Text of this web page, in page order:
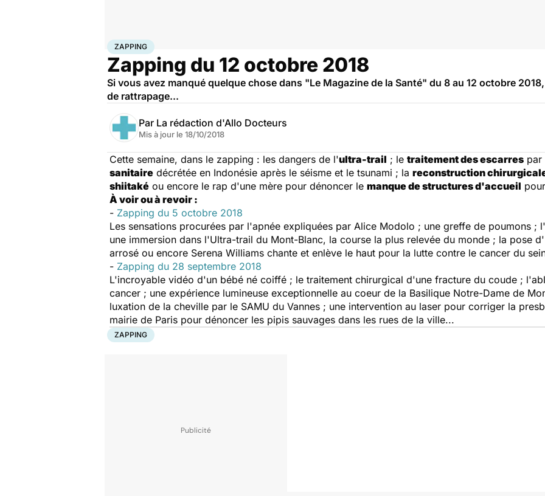
AccueilSantéZapping
ZAPPING
Zapping du 12 octobre 2018
Si vous avez manqué quelque chose dans "Le Magazine de la Santé" du 8 au 12 octobre
de rattrapage...
Par La rédaction d'Allo Docteurs
Mis à jour le 18/10/2018
Cette semaine, dans le zapping : les dangers de l'ultra-trail ; le traitement des escarres par
sanitaire décrétée en Indonésie après le séisme et le tsunami ; la reconstruction
shiitaké ou encore le rap d'une mère pour dénoncer le manque de structures d'accueil
À voir ou à revoir :
- Zapping du 5 octobre 2018
Les sensations procurées par l'apnée expliquées par Alice Modolo ; une greffe de poumons ;
une immersion dans l'Ultra-trail du Mont-Blanc, la course la plus relevée du monde ; la pose
arrosé ou encore Serena Williams chante et enlève le haut pour la lutte contre le cancer du
- Zapping du 28 septembre 2018
L'incroyable vidéo d'un bébé né coiffé ; le traitement chirurgical d'une fracture du coude ;
cancer ; une expérience lumineuse exceptionnelle au coeur de la Basilique Notre-Dame de
luxation de la cheville par le SAMU du Vannes ; une intervention au laser pour corriger la
mairie de Paris pour dénoncer les pipis sauvages dans les rues de la ville...
ZAPPING